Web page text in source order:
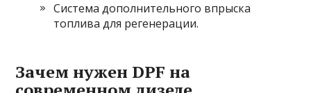
Система дополнительного впрыска
топлива для регенерации.
Зачем нужен DPF на